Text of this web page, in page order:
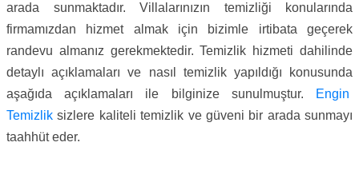
arada sunmaktadır. Villalarınızın temizliği konularında
firmamızdan hizmet almak için bizimle irtibata geçerek
randevu almanız gerekmektedir. Temizlik hizmeti dahilinde
detaylı açıklamaları ve nasıl temizlik yapıldığı konusunda
aşağıda açıklamaları ile bilginize sunulmuştur.
Engin
Temizlik sizlere kaliteli temizlik ve güveni bir arada sunmayı
taahhüt eder.